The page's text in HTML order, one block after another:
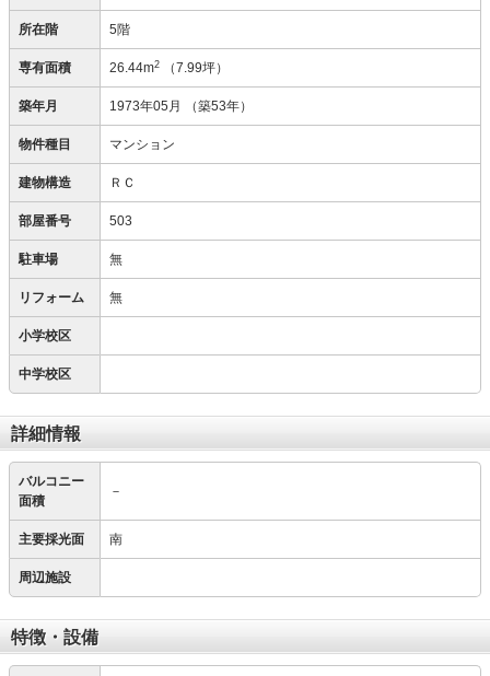
所在階 5階
専有面積 26.44m2 （7.99坪）
築年月 1973年05月 （築53年）
物件種目 マンション
建物構造 ＲＣ
部屋番号 503
駐車場 無
リフォーム 無
小学校区
中学校区
詳細情報
バルコニー
面積
－
主要採光面 南
周辺施設
特徴・設備